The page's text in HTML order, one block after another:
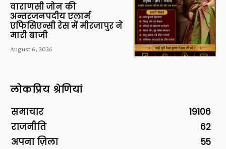
वाराणसी जोन की
अन्तरजनपदीय एलार्म
एफिसिएन्सी रेस में मीरजापुर ने
मारी बाजी
August 6, 2026
लोकप्रिय श्रेणियां
समाचार
19106
राजनीति
62
अपना ज़िला
55